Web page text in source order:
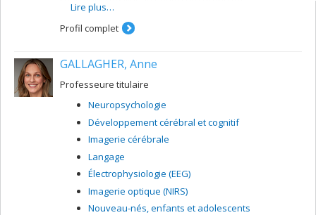
interdisciplinaire en réadaptation du Montréal
métropolitain (CRIR) au Centre de recherche en
neuropsychologie et cognition (CERNEC). Il est membre
psychologie et de la International Society for Research
Lire plus…
Profil complet
GALLAGHER, Anne
Professeure titulaire
Neuropsychologie
Développement cérébral et cognitif
Imagerie cérébrale
Langage
Électrophysiologie (EEG)
Imagerie optique (NIRS)
Nouveau-nés, enfants et adolescents